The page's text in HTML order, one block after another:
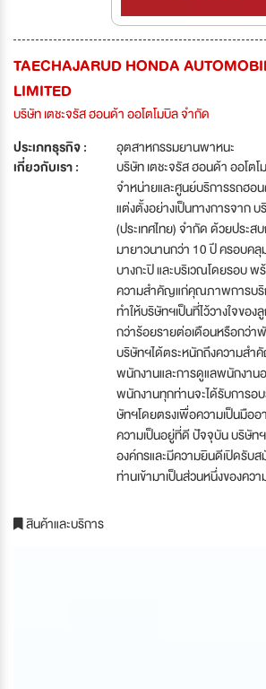
TAECHAJARUD HONDA
LIMITED
บริษัท เตชะจรัส ฮอนด้า ออโตโมบิล จำกัด
ประเภทธุรกิจ :
อุตสาหกรรมยานพาหนะ
เกี่ยวกับเรา :
บริษัท เตชะจรัส ฮอนด้า ออโต
จำหน่ายและศูนย์บริการรถฮอ
แต่งตั้งอย่างเป็นทางการจาก
(ประเทศไทย) จำกัด ด้วยประ
มายาวนานกว่า 10 ปี ครอบ
บางกะปิ และบริเวณโดยรอบ พ
ความสำคัญแก่คุณภาพการบริ
ทำให้บริษัทฯเป็นที่ไว้วางใจขอ
กว่าร้อยรายต่อเดือนหรือกว่
บริษัทฯได้ตระหนักถึงความสำ
พนักงานและการดูแลพนักงาน
พนักงานทุกท่านจะได้รับการอ
ษัทฯโดยตรงเพื่อความเป็นมืออ
ความเป็นอยู่ที่ดี ปัจจุบัน บริษัท
องค์กรและมีความยินดีเปิดรับ
ท่านเข้ามาเป็นส่วนหนึ่งของควา
สินค้าและบริการ